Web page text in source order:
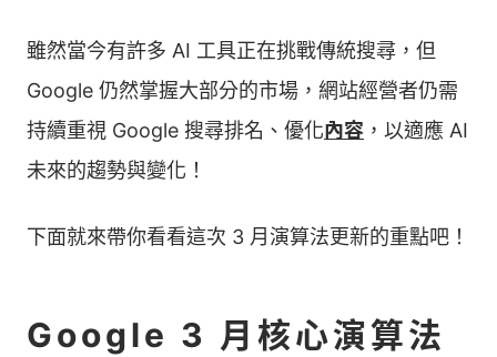
雖然當今有許多 AI 工具正在挑戰傳統搜尋，但
Google 仍然掌握大部分的市場，網站經營者仍需
持續重視 Google 搜尋排名、優化內容 ，以適應 AI
未來的趨勢與變化！
下面就來帶你看看這次 3 月演算法更新的重點吧！
Google 3 月核心演算法